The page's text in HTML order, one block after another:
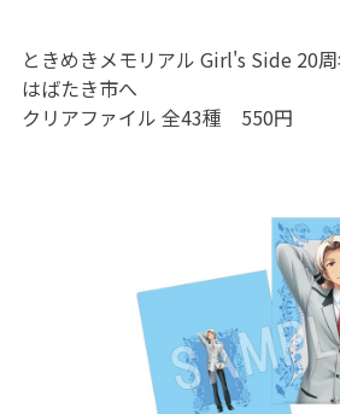
ときめきメモリアル Girl's Side 20
はばたき市へ
クリアファイル 全43種 550円